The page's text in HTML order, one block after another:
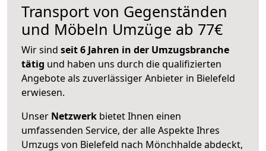
Transport von Gegenständen
und Möbeln Umzüge ab 77€
Wir sind seit 6 Jahren in der Umzugsbranche
tätig und haben uns durch die qualifizierten
Angebote als zuverlässiger Anbieter in Bielefeld
erwiesen.
Unser Netzwerk bietet Ihnen einen
umfassenden Service, der alle Aspekte Ihres
Umzugs von Bielefeld nach Mönchhalde abdeckt,